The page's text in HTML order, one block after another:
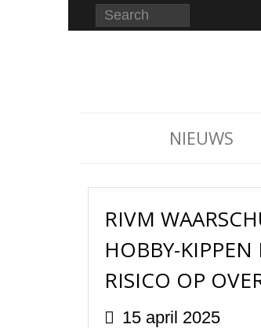
NIEUWS
RIVM
HOBBY-
RISICO OP
15 april 2025